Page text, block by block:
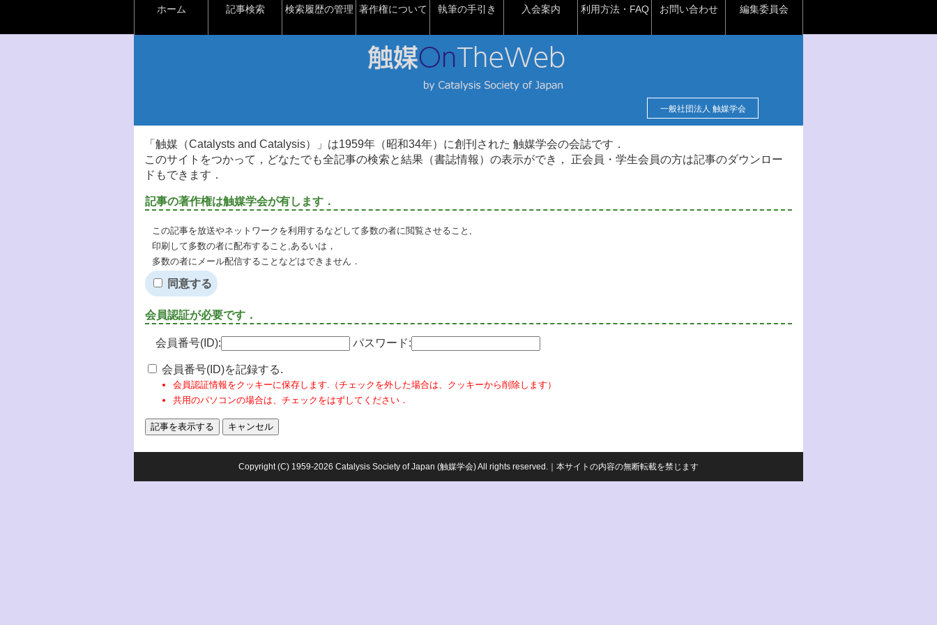
ホーム 記事検索 検索履歴の管理 著作権について 執筆の手引き 入会案内 利用方法・FAQ お問い合わせ 編集委員会
一般社団法人 触媒学会
「触媒（Catalysts and Catalysis）」は1959年（昭和34年）に創刊された 触媒学会の会誌です．
このサイトをつかって，どなたでも全記事の検索と結果（書誌情報）の表示ができ， 正会員・学生会員の方は記事のダウンロー
ドもできます．
記事の著作権は触媒学会が有します．
この記事を放送やネットワークを利用するなどして多数の者に閲覧させること,
印刷して多数の者に配布すること,あるいは，
多数の者にメール配信することなどはできません．
同意する
会員認証が必要です．
会員番号(ID): パスワード:
会員番号(ID)を記録する.
会員認証情報をクッキーに保存します.（チェックを外した場合は、クッキーから削除します）
共用のパソコンの場合は、チェックをはずしてください．
Copyright (C) 1959-2026 Catalysis Society of Japan (触媒学会) All rights reserved.｜本サイトの内容の無断転載を禁じます